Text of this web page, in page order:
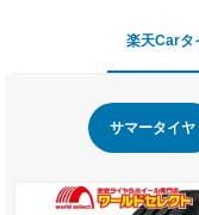
楽天Carタ
サマータイヤ